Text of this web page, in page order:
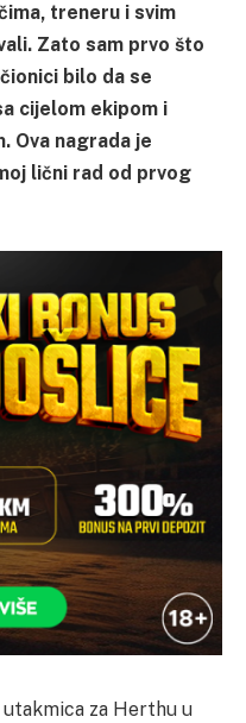
treneru i svim
Zato sam prvo što
bilo da se
cijelom ekipom i
Ova nagrada je
lični rad od prvog
za Herthu u